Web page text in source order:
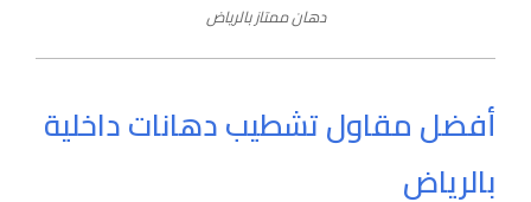
دهان ممتاز بالرياض
أفضل مقاول تشطيب دهانات داخلية
بالرياض